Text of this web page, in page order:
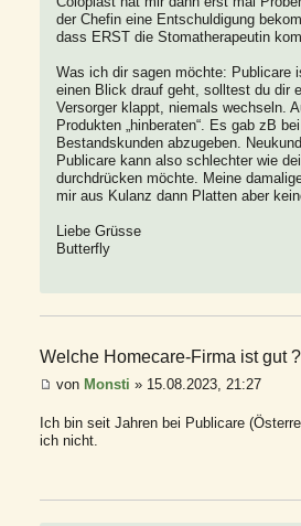
der Chefin eine Entschuldigung
dass ERST die Stomatherapeutin
Was ich dir sagen möchte: Publicare
einen Blick drauf geht, solltest du dir
Versorger klappt, niemals wechseln.
Produkten „hinberaten“. Es gab zB
Bestandskunden abzugeben.
Publicare kann also schlechter wie
durchdrücken möchte. Meine
mir aus Kulanz dann Platten aber
Liebe Grüsse
Butterfly
Welche Homecare-Firma ist gut ?
von Monsti » 15.08.2023, 21:27
Ich bin seit Jahren bei Publicare
ich nicht.